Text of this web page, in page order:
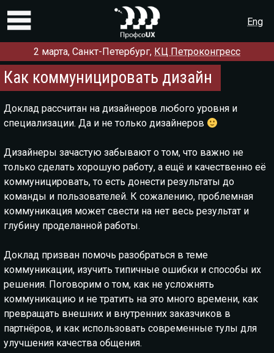
Eng
Программа
Регистрация
Доклады и мастер-классы
Партнёры
Докладчикам
О конференции
Контакты
Предыдущие конференции:
2 марта, Санкт-Петербург, КЦ Петроконгресс
Как коммуницировать дизайн
Доклад рассчитан на дизайнеров любого уровня и
специализации. Да и не только дизайнеров
Дизайнеры зачастую забывают о том, что важно не
только сделать хорошую работу, а ещё и качественно её
коммуницировать, то есть донести результаты до
команды и пользователей. К сожалению, проблемная
коммуникация может свести на нет весь результат и
глубину проделанной работы.
Доклад призван помочь разобраться в теме
коммуникации, изучить типичные ошибки и способы их
решения. Поговорим о том, как не усложнять
коммуникацию и не тратить на это много времени, как
превращать внешних и внутренних заказчиков в
партнёров, и как использовать современные тулы для
улучшения качества общения.